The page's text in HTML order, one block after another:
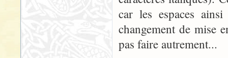
car les espaces
changement de mise
pas faire autrement...